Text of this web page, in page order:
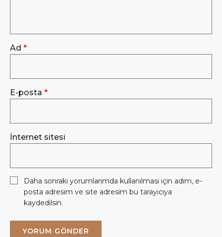
Ad *
E-posta *
İnternet sitesi
Daha sonraki yorumlarımda kullanılması için adım, e-
posta adresim ve site adresim bu tarayıcıya
kaydedilsin.